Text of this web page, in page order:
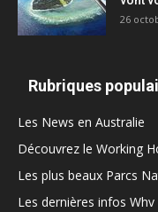
26
Rubriques
Les News en Australie
Découvrez le Working
Les plus beaux Parcs
Les dernières infos Whv